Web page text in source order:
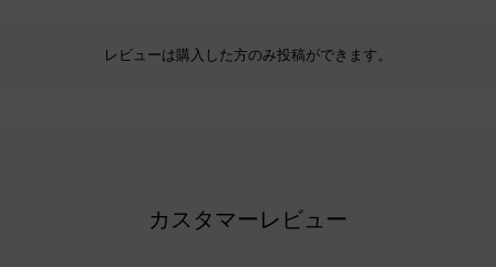
レビューは購入した方のみ投稿ができます。
カスタマーレビュー